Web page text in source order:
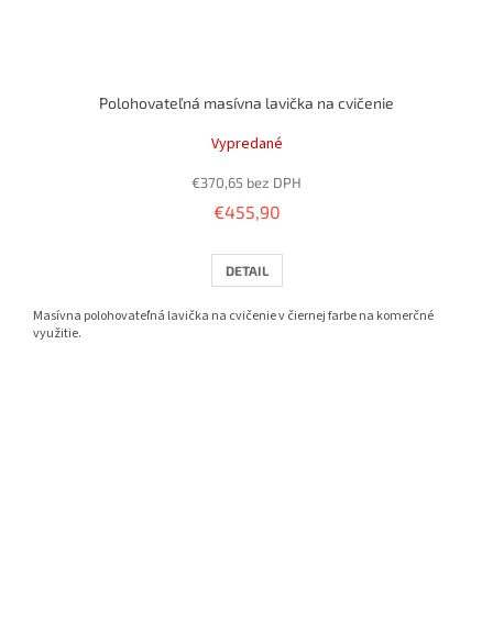
Polohovateľná masívna lavička na cvičenie
Vypredané
€370,65 bez DPH
€455,90
DETAIL
Masívna polohovateľná lavička na cvičenie v čiernej farbe na komerčné
využitie.